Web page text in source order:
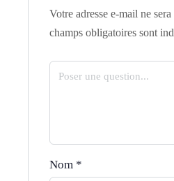
Votre adresse e-mail ne
champs obligatoires sont
Nom *